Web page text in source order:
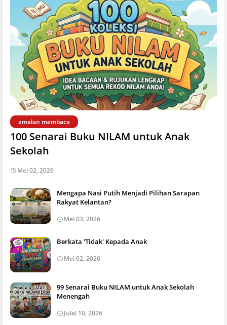
amalan membaca
100 Senarai Buku NILAM untuk Anak
Sekolah
Mei 02, 2026
Mengapa Nasi Putih Menjadi Pilihan Sarapan
Rakyat Kelantan?
Mei 03, 2026
Berkata 'Tidak' Kepada Anak
Mei 02, 2026
99 Senarai Buku NILAM untuk Anak Sekolah
Menengah
Julai 10, 2026